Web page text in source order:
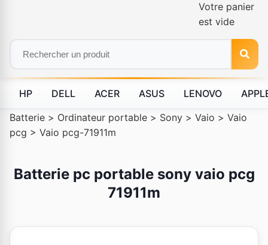
Votre panier
est vide
HP DELL ACER ASUS LENOVO
Batterie > Ordinateur portable > Sony > Vaio > Vaio
pcg > Vaio pcg-71911m
Batterie pc portable sony vaio pcg
71911m